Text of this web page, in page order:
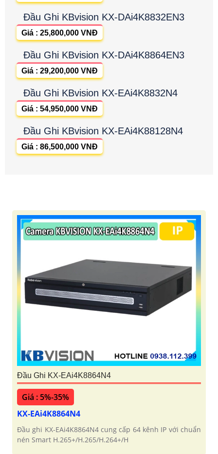
Đầu Ghi KBvision KX-DAi4K8832EN3
Giá : 25,800,000 VNĐ
Đầu Ghi KBvision KX-DAi4K8864EN3
Giá : 29,200,000 VNĐ
Đầu Ghi KBvision KX-EAi4K8832N4
Giá : 54,950,000 VNĐ
Đầu Ghi KBvision KX-EAi4K88128N4
Giá : 86,500,000 VNĐ
Đầu Ghi KX-EAi4K8864N4
Giá : 5%-35%
KX-EAi4K8864N4
Đầu ghi KX-EAi4K8864N4 cung cấp 64 kênh IP với chuẩn
nén Smart H.265+/H.265/H.264+/H